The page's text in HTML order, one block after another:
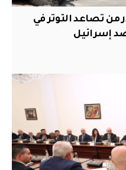
من تصاعد التوتر في
إسرائيل